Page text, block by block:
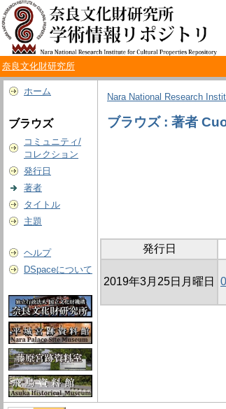
奈良文化財研究所
ホーム
ブラウズ
コミュニティ/
コレクション
発行日
著者
タイトル
主題
ヘルプ
DSpaceについて
Nara National Research
ブラウズ : 著者
発行日
2019年3月25日月曜日